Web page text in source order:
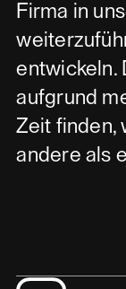
Firma in
entwickeln.
aufgrund
Zeit finden,
andere als